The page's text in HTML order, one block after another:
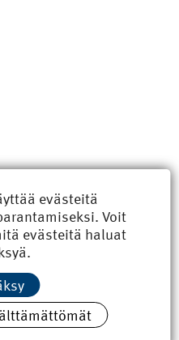
energiarakentamista
evästeitä
Voit
evästeitä haluat